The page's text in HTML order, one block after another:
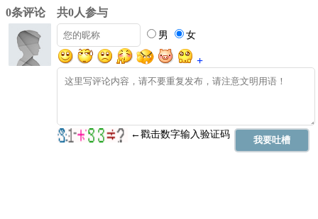
0条评论 共0人参与
男 女
+
←戳击数字输入验证码